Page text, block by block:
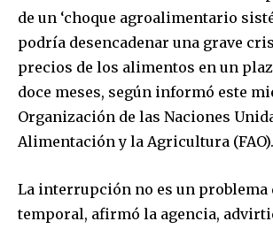
de un ‘choque agroalimentario
podría desencadenar una grave
precios de los alimentos en un
doce meses, según informó este
Organización de las Naciones
Alimentación y la Agricultura (FAO).
La interrupción no es un problema
temporal, afirmó la agencia,